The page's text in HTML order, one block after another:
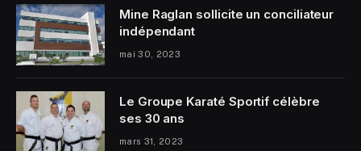
Mine Raglan sollicite un conciliateur
indépendant
mai 30, 2023
Le Groupe Karaté Sportif célèbre
ses 30 ans
mars 31, 2023